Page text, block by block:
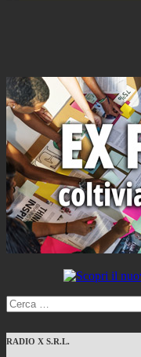
Ricerca
per:
RADIO X S.R.L.